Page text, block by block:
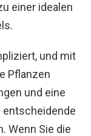
einer idealen
und mit
Pflanzen
und eine
entscheidende
Wenn Sie die